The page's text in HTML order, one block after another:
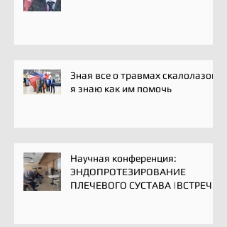
Зная все о травмах скалолазов,
я знаю как им помочь
Научная конференция:
ЭНДОПРОТЕЗИРОВАНИЕ
ПЛЕЧЕВОГО СУСТАВА |ВСТРЕЧА